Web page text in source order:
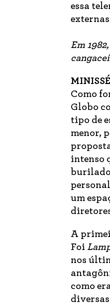
essa
Em
Como
Globo
tipo de
menor,
intenso
um
A
Foi
nos
como